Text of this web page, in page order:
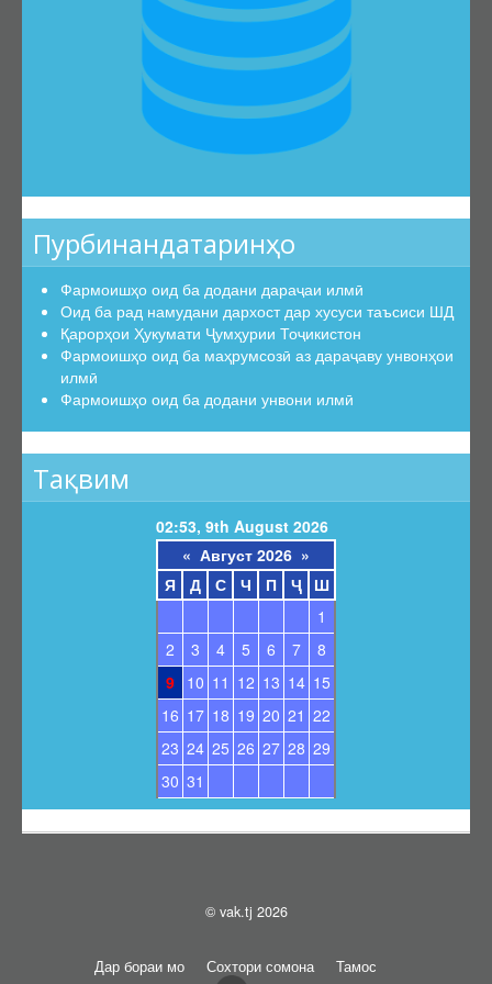
Эътирофи баробарарзишии ҳуҷҷатҳо
Аттестатсияи такрорӣ
Шиносномаи ихтисосҳо
Бюллетени КОА
Санадҳои меъёрии ҳуқуқӣ
Конститутсияи ҶТ
Амру фармонҳои Президенти ҶТ
Қарорҳои Ҳукумати ҶТ
Маҷаллаҳои тақризшаванда
Маҷаллаҳои тақризшавандаи ҶТ
Қоидаҳои бақайдгирии маҷалла
Феҳристи муваққатии маҷаллаҳои тақризшаванда
Барои унвонҷӯёни дараҷаҳои илмӣ
Барои довталабони унвонҳои илмӣ
Саволҳои маъмул
Маълумоти умумӣ
Эълонҳо оид ба ҳимояи диссертатсияҳо
Қабули эълони ҳимоя
СОМОНАИ НАВ
Пурбинандатаринҳо
Фармоишҳо оид ба додани дараҷаи илмӣ
Оид ба рад намудани дархост дар хусуси таъсиси ШД
Қарорҳои Ҳукумати Ҷумҳурии Тоҷикистон
Фармоишҳо оид ба маҳрумсозӣ аз дараҷаву унвонҳои
илмӣ
Фармоишҳо оид ба додани унвони илмӣ
Тақвим
02:53, 9th August 2026
« Август 2026 »
Я
Д С Ч П Ҷ
Ш
1
2
3 4 5 6 7
8
9 10 11 12 13 14 15
16 17 18 19 20 21 22
23 24 25 26 27 28 29
30 31
© vak.tj 2026
Дар бораи мо Сохтори сомона Тамос